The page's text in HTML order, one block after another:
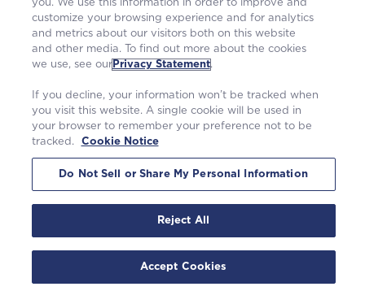
©2026 Westinghouse Electric Company LLC. |
Prohlášení o ochraně osobních údajů|Podmínky použití|
Oznámení o souborech cookie
you. We use this information in order to improve and
customize your browsing experience and for analytics
and metrics about our visitors both on this website
and other media. To find out more about the cookies
we use, see our Privacy Statement.
If you decline, your information won’t be tracked when
you visit this website. A single cookie will be used in
your browser to remember your preference not to be
tracked.
Cookie Notice
Do Not Sell or Share My Personal Information
Reject All
Accept Cookies